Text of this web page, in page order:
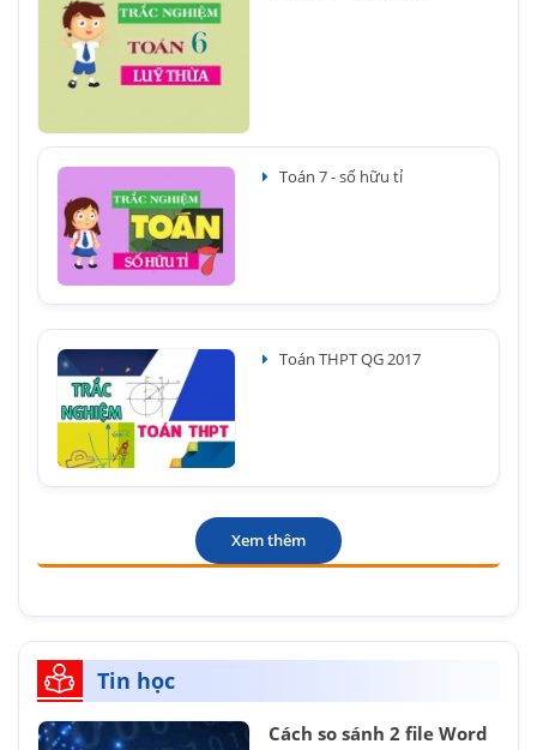
Toán 7 - số hữu tỉ
Toán THPT QG 2017
Xem thêm
Tin học
Cách so sánh 2 file Word